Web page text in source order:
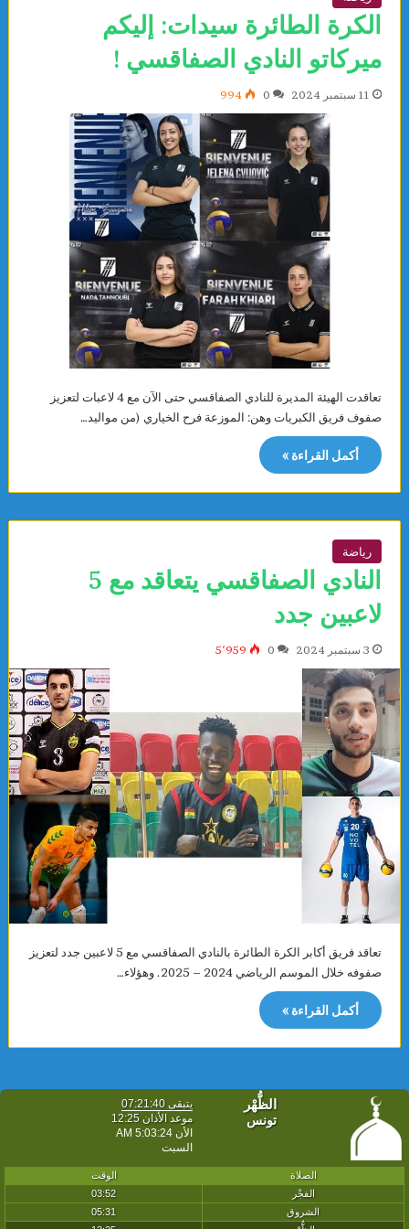
الكرة الطائرة سيدات: إليكم
ميركاتو النادي الصفاقسي !
11 سبتمبر 2024 0
994
تعاقدت الهيئة المديرة للنادي الصفاقسي حتى الآن مع 4 لاعبات لتعزيز
صفوف فريق الكبريات وهن: الموزعة فرح الخياري (من مواليد…
أكمل القراءة »
رياضة
النادي الصفاقسي يتعاقد مع 5
لاعبين جدد
3 سبتمبر 2024 0 5٬959
تعاقد فريق أكابر الكرة الطائرة بالنادي الصفاقسي مع 5 لاعبين جدد لتعزيز
صفوفه خلال الموسم الرياضي 2024 – 2025. وهؤلاء…
أكمل القراءة »